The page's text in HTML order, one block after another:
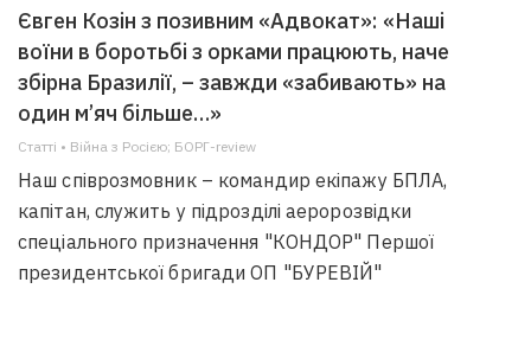
Євген Козін з позивним «Адвокат»: «Наші
воїни в боротьбі з орками працюють, наче
збірна Бразилії, – завжди «забивають» на
один м’яч більше…»
Статті • Війна з Росією; БОРГ-review
Наш співрозмовник – командир екіпажу БПЛА,
капітан, служить у підрозділі аеророзвідки
спеціального призначення "КОНДОР" Першої
президентської бригади ОП "БУРЕВІЙ"